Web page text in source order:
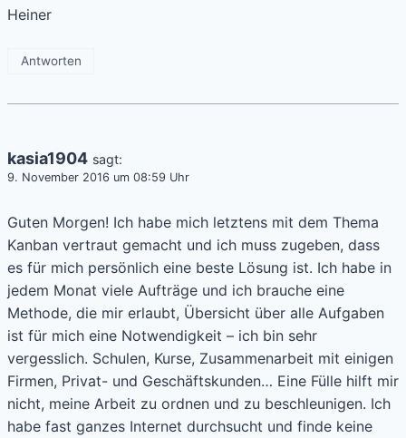
Heiner
Antworten
kasia1904 sagt:
9. November 2016 um 08:59 Uhr
Guten Morgen! Ich habe mich letztens mit dem Thema
Kanban vertraut gemacht und ich muss zugeben, dass
es für mich persönlich eine beste Lösung ist. Ich habe in
jedem Monat viele Aufträge und ich brauche eine
Methode, die mir erlaubt, Übersicht über alle Aufgaben
ist für mich eine Notwendigkeit – ich bin sehr
vergesslich. Schulen, Kurse, Zusammenarbeit mit einigen
Firmen, Privat- und Geschäftskunden… Eine Fülle hilft mir
nicht, meine Arbeit zu ordnen und zu beschleunigen. Ich
habe fast ganzes Internet durchsucht und finde keine